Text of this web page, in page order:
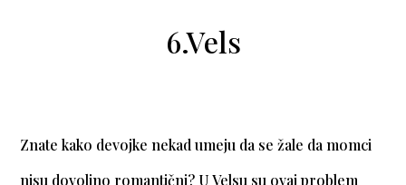
6.Vels
Znate kako devojke nekad umeju da se žale da momci
nisu dovoljno romantični? U Velsu su ovaj problem